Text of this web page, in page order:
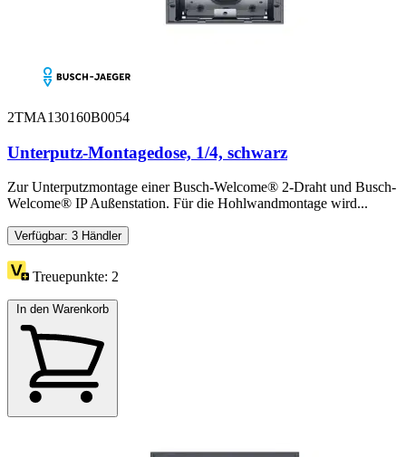
2TMA130160B0054
Unterputz-Montagedose, 1/4, schwarz
Zur Unterputzmontage einer Busch-Welcome® 2-Draht und Busch-
Welcome® IP Außenstation. Für die Hohlwandmontage wird...
Verfügbar: 3 Händler
Treuepunkte: 2
In den Warenkorb